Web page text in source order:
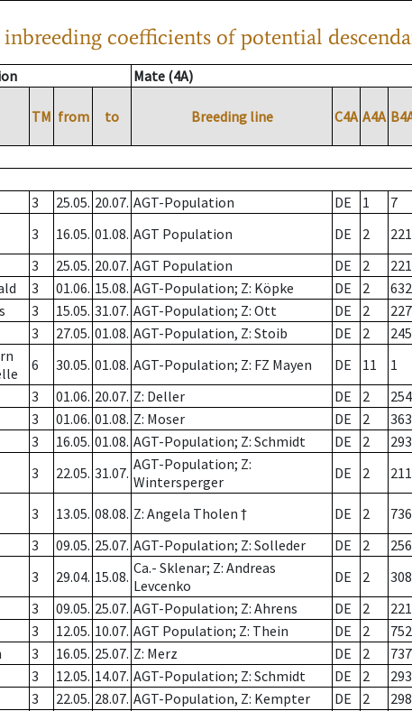
coefficients of potential
Mate (4A)
TM from to Breeding line C4A A4A
3 25.05. 20.07. AGT-Population DE 1 7
3 16.05. 01.08. AGT Population DE 2 221
3 25.05. 20.07. AGT Population DE 2 221
3 01.06. 15.08. AGT-Population; Z: Köpke DE 2 632
3 15.05. 31.07. AGT-Population; Z: Ott DE 2 227
3 27.05. 01.08. AGT-Population, Z: Stoib DE 2 245
6 30.05. 01.08. AGT-Population; Z: FZ Mayen DE 11 1
3 01.06. 20.07. Z: Deller DE 2 254
3 01.06. 01.08. Z: Moser DE 2 363
3 16.05. 01.08. AGT-Population; Z: Schmidt DE 2 293
3 22.05. 31.07. AGT-Population; Z:
Wintersperger
DE 2 211
3 13.05. 08.08. Z: Angela Tholen † DE 2 736
3 09.05. 25.07. AGT-Population; Z: Solleder DE 2 256
3 29.04. 15.08. Ca.- Sklenar; Z: Andreas
Levcenko
DE 2 308
3 09.05. 25.07. AGT-Population; Z: Ahrens DE 2 221
3 12.05. 10.07. AGT Population; Z: Thein DE 2 752
3 16.05. 25.07. Z: Merz DE 2 737
3 12.05. 14.07. AGT-Population; Z: Schmidt DE 2 293
3 22.05. 28.07. AGT-Population, Z: Kempter DE 2 298